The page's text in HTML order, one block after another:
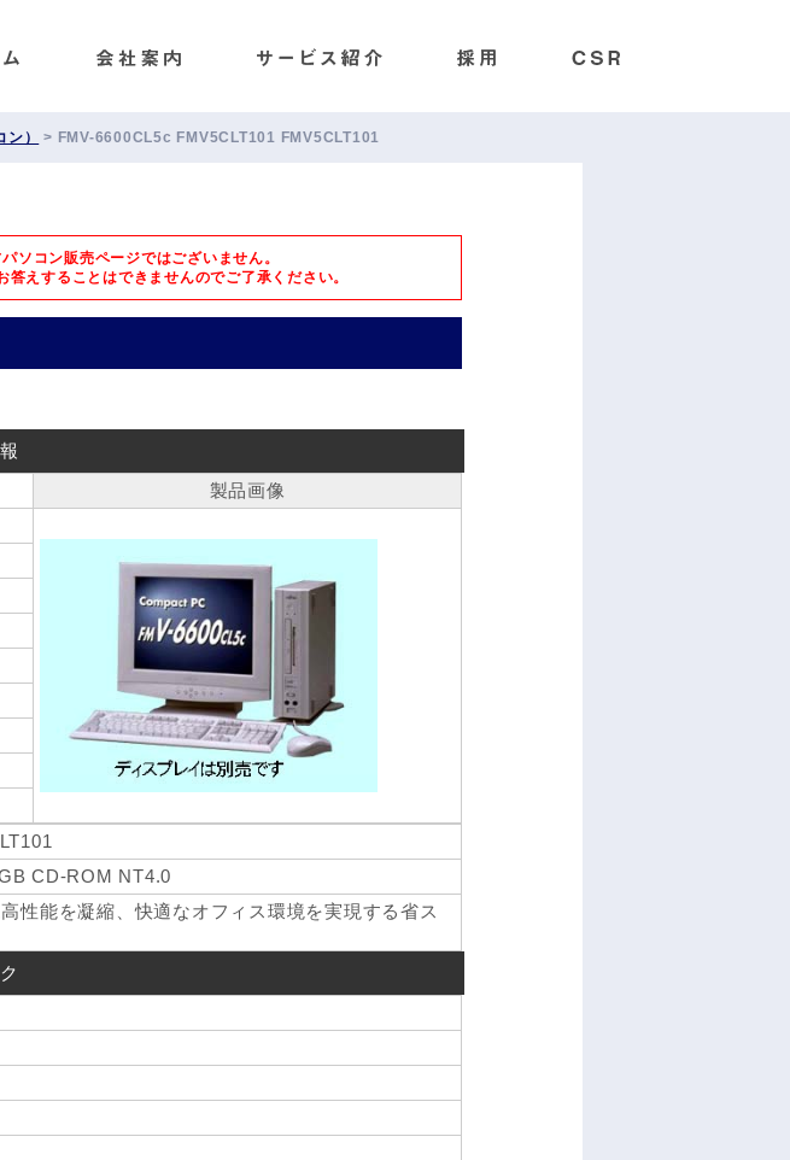
） > FMV-6600CL5c FMV5CLT101 FMV5CLT101
ソコン販売ページではございません。
答えすることはできませんのでご了承ください。
製品画像
CD-ROM NT4.0
性能を凝縮、快適なオフィス環境を実現する省ス